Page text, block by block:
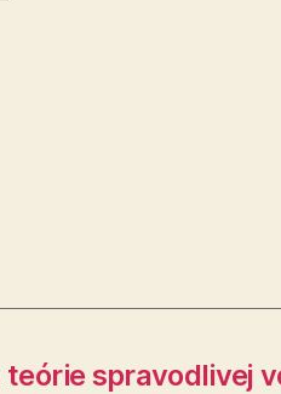
spravodlivej